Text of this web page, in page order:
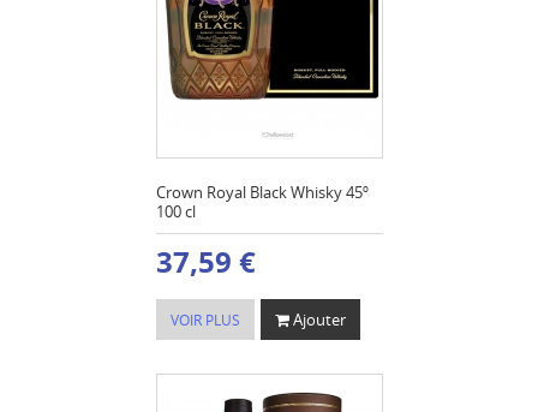
Crown Royal Black Whisky 45º
100 cl
37,59 €
VOIR PLUS Ajouter